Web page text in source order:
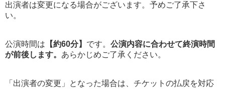
出演者は変更になる場合がございます。予めご了承下さ
い。
公演時間は 【約60分】 です。 公演内容に合わせて終演時間
が前後します。 あらかじめご了承ください。
「出演者の変更」となった場合は、チケットの払戻を対応